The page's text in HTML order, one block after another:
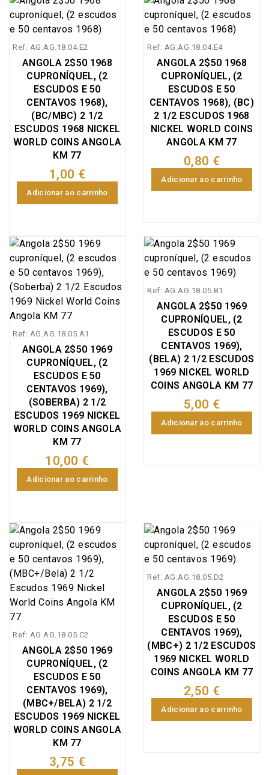
Ref: AG.AG.18.04.E2
ANGOLA 2$50 1968
CUPRONÍQUEL, (2
ESCUDOS E 50
CENTAVOS 1968),
(BC/MBC) 2 1/2
ESCUDOS 1968 NICKEL
WORLD COINS ANGOLA
KM 77
1,00 €
Adicionar ao carrinho
Ref: AG.AG.18.04.E4
ANGOLA 2$50 1968
CUPRONÍQUEL, (2
ESCUDOS E 50
CENTAVOS 1968), (BC)
2 1/2 ESCUDOS 1968
NICKEL WORLD COINS
ANGOLA KM 77
0,80 €
Adicionar ao carrinho
Ref: AG.AG.18.05.A1
ANGOLA 2$50 1969
CUPRONÍQUEL, (2
ESCUDOS E 50
CENTAVOS 1969),
(SOBERBA) 2 1/2
ESCUDOS 1969 NICKEL
WORLD COINS ANGOLA
KM 77
10,00 €
Adicionar ao carrinho
Ref: AG.AG.18.05.B1
ANGOLA 2$50 1969
CUPRONÍQUEL, (2
ESCUDOS E 50
CENTAVOS 1969),
(BELA) 2 1/2 ESCUDOS
1969 NICKEL WORLD
COINS ANGOLA KM 77
5,00 €
Adicionar ao carrinho
Ref: AG.AG.18.05.C2
ANGOLA 2$50 1969
CUPRONÍQUEL, (2
ESCUDOS E 50
CENTAVOS 1969),
(MBC+/BELA) 2 1/2
ESCUDOS 1969 NICKEL
WORLD COINS ANGOLA
KM 77
3,75 €
Ref: AG.AG.18.05.D2
ANGOLA 2$50 1969
CUPRONÍQUEL, (2
ESCUDOS E 50
CENTAVOS 1969),
(MBC+) 2 1/2 ESCUDOS
1969 NICKEL WORLD
COINS ANGOLA KM 77
2,50 €
Adicionar ao carrinho